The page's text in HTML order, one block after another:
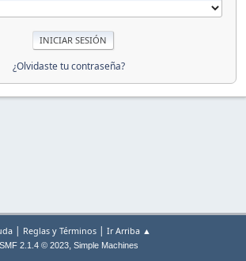
¿Olvidaste tu contraseña?
| Reglas y Términos | Ir Arriba ▲
SMF 2.1.4 © 2023, Simple Machines